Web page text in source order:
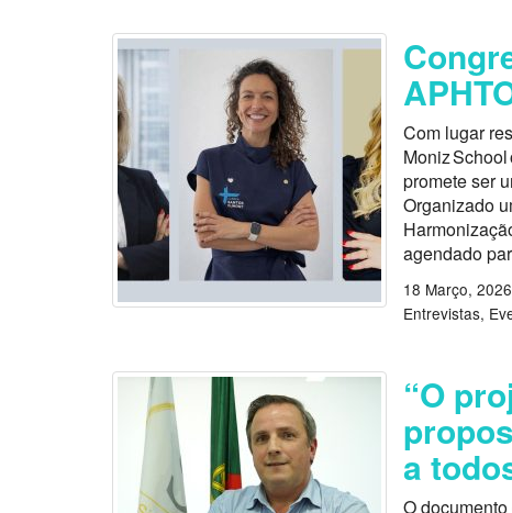
Com lugar
Moniz
promete ser
Organizado
agendado
18 Março, 2026
Entrevistas
“O
a
O